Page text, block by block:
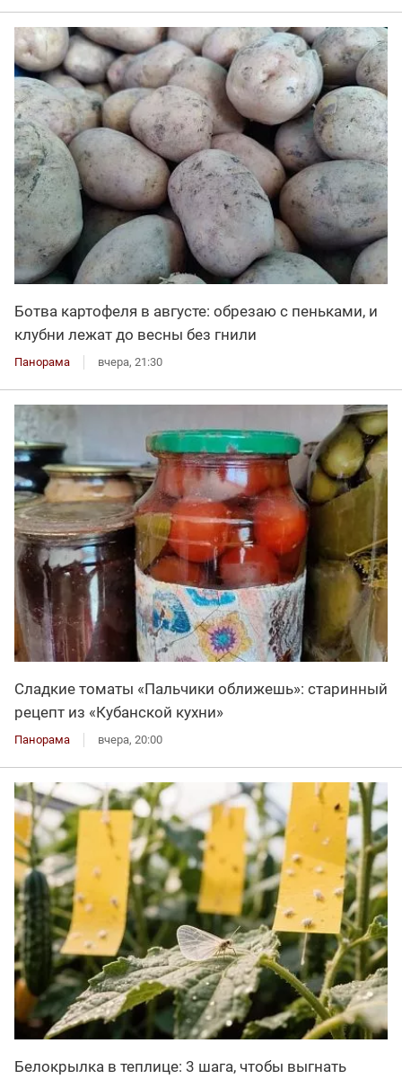
Ботва картофеля в августе: обрезаю с пеньками, и
клубни лежат до весны без гнили
Панорама вчера, 21:30
Сладкие томаты «Пальчики оближешь»: старинный
рецепт из «Кубанской кухни»
Панорама вчера, 20:00
Белокрылка в теплице: 3 шага, чтобы выгнать